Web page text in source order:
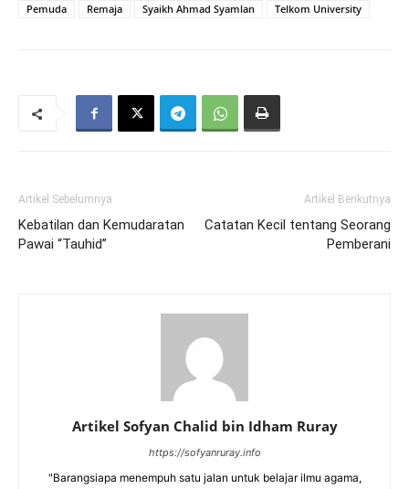
Pemuda
Remaja Syaikh Ahmad Syamlan Telkom University
Artikel Sebelumnya
Kebatilan dan Kemudaratan
Pawai “Tauhid”
Artikel Berikutnya
Catatan Kecil tentang Seorang
Pemberani
Artikel Sofyan Chalid bin Idham Ruray
https://sofyanruray.info
"Barangsiapa menempuh satu jalan untuk belajar ilmu agama,